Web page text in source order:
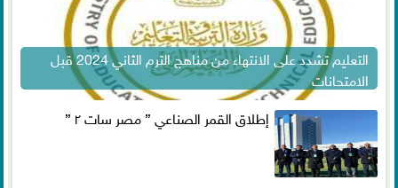
التعليم تشدد على الانتهاء من مناهج الترم الثاني 2024 قبل
الامتحانات
إطلاق القمر الصناعي ” مصر سات ٢ ”